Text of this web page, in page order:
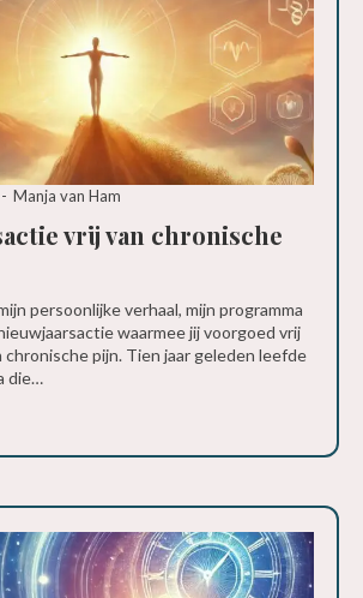
vrij van chronische
Manja van Ham
persoonlijke verhaal, mijn programma
waarmee jij voorgoed vrij
pijn. Tien jaar geleden leefde
die…